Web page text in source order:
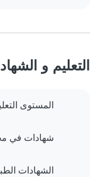
التعليم و
المستوى
شهادات في
الشهادات